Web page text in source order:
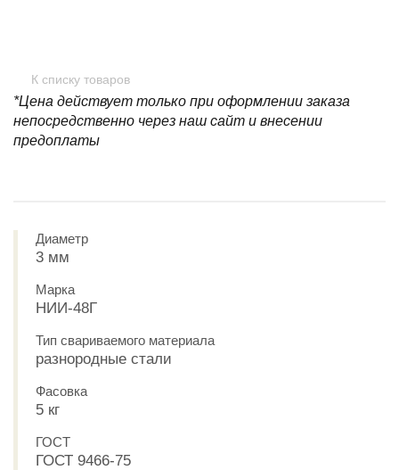
К списку товаров
*Цена действует только при оформлении заказа
непосредственно через наш сайт и внесении
предоплаты
Диаметр
3 мм
Марка
НИИ-48Г
Тип свариваемого материала
разнородные стали
Фасовка
5 кг
ГОСТ
ГОСТ 9466-75